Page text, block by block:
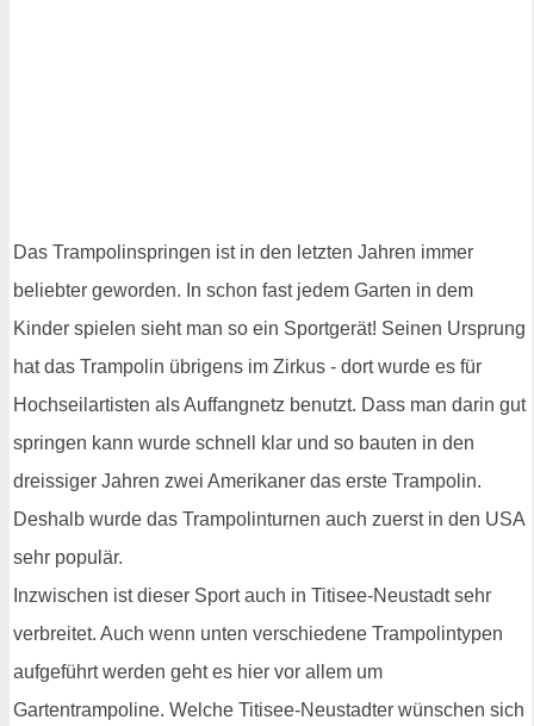
Das Trampolinspringen ist in den letzten Jahren immer
beliebter geworden. In schon fast jedem Garten in dem
Kinder spielen sieht man so ein Sportgerät! Seinen Ursprung
hat das Trampolin übrigens im Zirkus - dort wurde es für
Hochseilartisten als Auffangnetz benutzt. Dass man darin gut
springen kann wurde schnell klar und so bauten in den
dreissiger Jahren zwei Amerikaner das erste Trampolin.
Deshalb wurde das Trampolinturnen auch zuerst in den USA
sehr populär.
Inzwischen ist dieser Sport auch in Titisee-Neustadt sehr
verbreitet. Auch wenn unten verschiedene Trampolintypen
aufgeführt werden geht es hier vor allem um
Gartentrampoline. Welche Titisee-Neustadter wünschen sich